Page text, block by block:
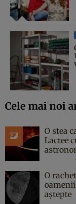
Cele mai noi
O stea
Lactee
O
aștepte